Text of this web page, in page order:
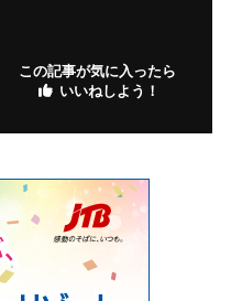
この記事が気に入ったら
いいねしよう！